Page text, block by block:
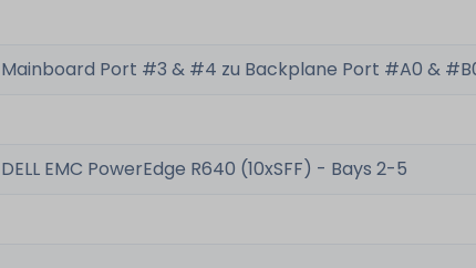
Mainboard Port #3 & #4 zu Backplane Port #A0 &
DELL EMC PowerEdge R640 (10xSFF) - Bays 2-5